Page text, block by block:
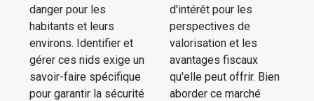
danger pour les
habitants et leurs
environs. Identifier et
gérer ces nids exige un
savoir-faire spécifique
pour garantir la sécurité
d'intérêt pour les
perspectives de
valorisation et les
avantages fiscaux
qu'elle peut offrir. Bien
aborder ce marché